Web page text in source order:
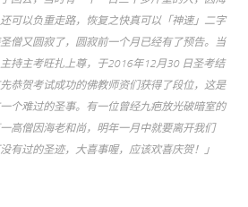
可以负重走路，恢复之快真可以「神速」二字
僧又圆寂了，圆寂前一个月已经有了预告。当
持主考旺扎上尊，于2016年12月30 日圣考结
恭贺考试成功的佛教师资们获得了段位，这是
个难过的圣事。有一位曾经九疤放光破暗室的
高僧因海老和尚，明年一月中就要离开我们
有过的圣迹，大喜事喔，应该欢喜庆贺！」